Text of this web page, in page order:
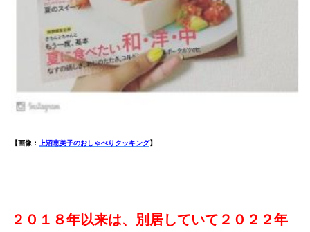
【画像： 上沼恵美子のおしゃべりクッキング】
２０１８年以来は、別居していて２０２２年